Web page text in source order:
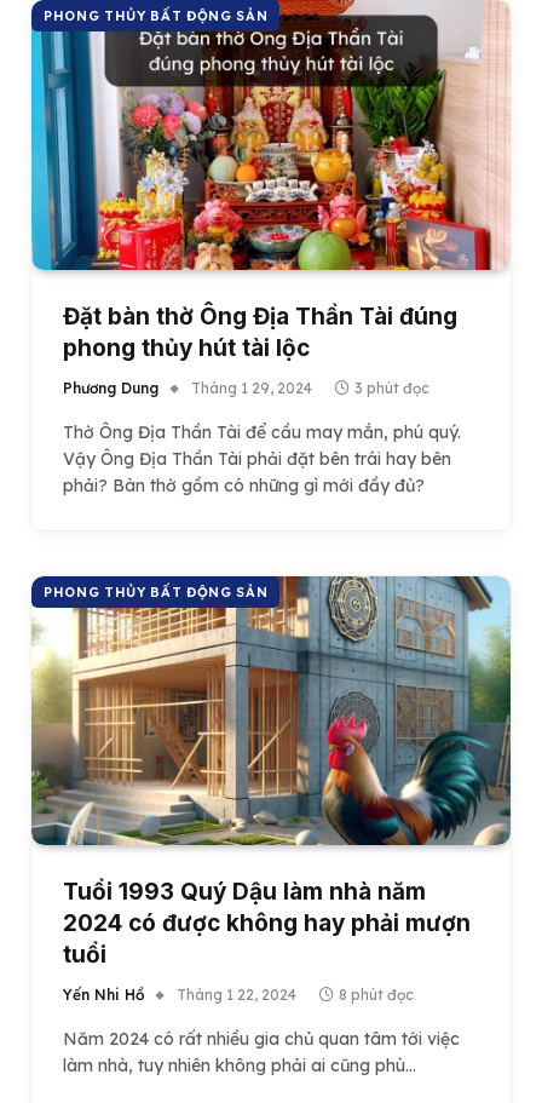
PHONG THỦY BẤT ĐỘNG SẢN
Đặt bàn thờ Ông Địa Thần Tài đúng
phong thủy hút tài lộc
Phương Dung Tháng 1 29, 2024 3 phút đọc
Thờ Ông Địa Thần Tài để cầu may mắn, phú quý.
Vậy Ông Địa Thần Tài phải đặt bên trái hay bên
phải? Bàn thờ gồm có những gì mới đầy đủ?
PHONG THỦY BẤT ĐỘNG SẢN
Tuổi 1993 Quý Dậu làm nhà năm
2024 có được không hay phải mượn
tuổi
Yến Nhi Hồ Tháng 1 22, 2024 8 phút đọc
Năm 2024 có rất nhiều gia chủ quan tâm tới việc
làm nhà, tuy nhiên không phải ai cũng phù…